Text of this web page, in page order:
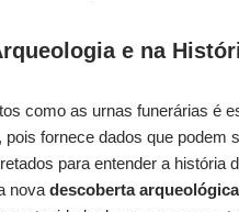
e na
como as urnas funerárias é
pois fornece dados que podem
para entender a história
nova descoberta arqueológica